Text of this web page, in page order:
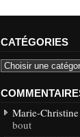
CATÉGORIES
Marie-
bout